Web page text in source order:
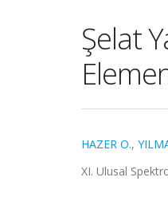
Şelat
HAZER O.,
XI. Ulusal